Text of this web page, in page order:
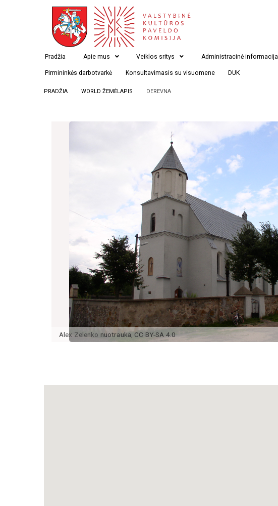
Pradžia Apie mus Veiklos sritys Administracinė informacija
Pirmininkės darbotvarkė Konsultavimasis su visuomene DUK
PRADŽIA WORLD ŽEMĖLAPIS DEREVNA
Alex Zelenko nuotrauka ,CC BY-SA 4.0